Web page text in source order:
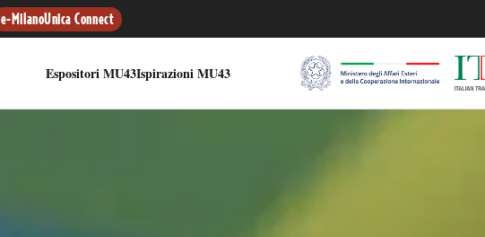
e-MilanoUnica Connect
Espositori MU43Ispirazioni MU43